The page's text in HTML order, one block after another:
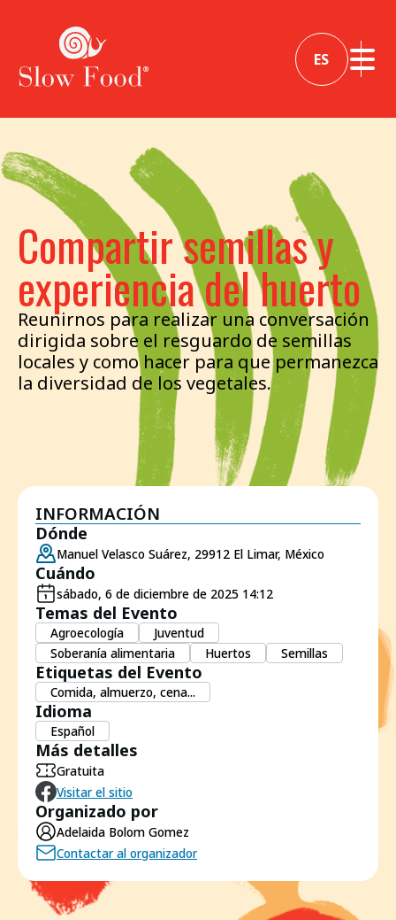
ES
Compartir semillas y
experiencia del huerto
Reunirnos para realizar una conversación
dirigida sobre el resguardo de semillas
locales y como hacer para que permanezca
la diversidad de los vegetales.
INFORMACIÓN
Dónde
Manuel Velasco Suárez, 29912 El Limar, México
Cuándo
sábado, 6 de diciembre de 2025 14:12
Temas del Evento
Agroecología
Juventud
Soberanía alimentaria
Huertos Semillas
Etiquetas del Evento
Comida, almuerzo, cena...
Idioma
Español
Más detalles
Gratuita
Visitar el sitio
Organizado por
Adelaida Bolom Gomez
Contactar al organizador